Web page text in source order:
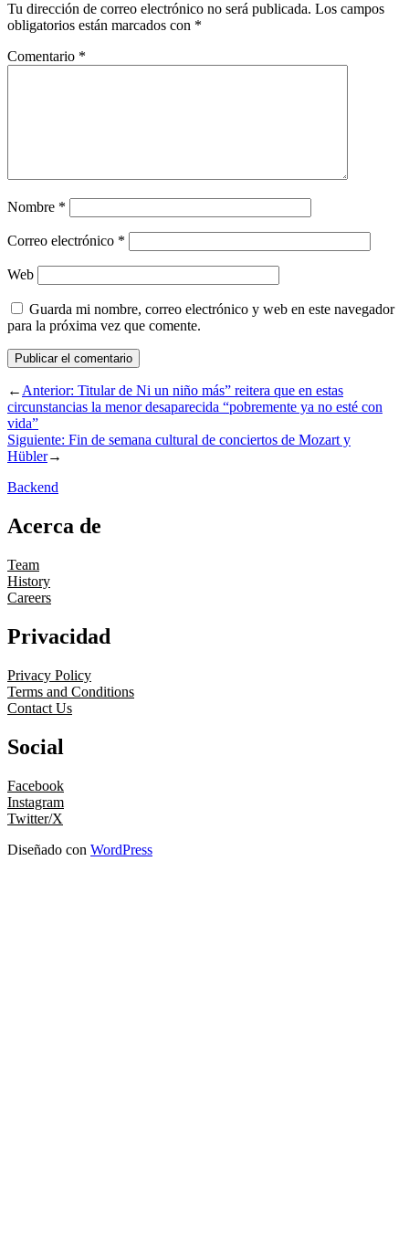
Tu dirección de correo electrónico no será publicada. Los campos
obligatorios están marcados con *
Comentario *
Nombre *
Correo electrónico *
Web
Guarda mi nombre, correo electrónico y web en este navegador
para la próxima vez que comente.
←Anterior: Titular de Ni un niño más” reitera que en estas
circunstancias la menor desaparecida “pobremente ya no esté con
vida”
Siguiente: Fin de semana cultural de conciertos de Mozart y
Hübler→
Backend
Acerca de
Team
History
Careers
Privacidad
Privacy Policy
Terms and Conditions
Contact Us
Social
Facebook
Instagram
Twitter/X
Diseñado con WordPress